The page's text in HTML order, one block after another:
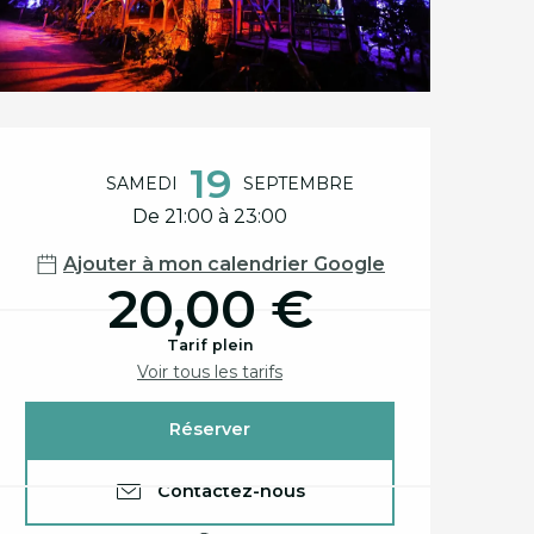
et
SAMEDI 19 SEPTEMBRE
De 21:00 à 23:00
Ajouter à mon calendrier Google
20,00 €
Tarif plein
Voir tous les tarifs
Réserver
Contactez-nous